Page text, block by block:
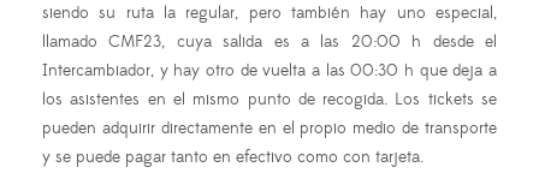
siendo su ruta la regular, pero también hay uno especial,
llamado CMF23, cuya salida es a las 20:00 h desde el
Intercambiador, y hay otro de vuelta a las 00:30 h que deja a
los asistentes en el mismo punto de recogida. Los tickets se
pueden adquirir directamente en el propio medio de transporte
y se puede pagar tanto en efectivo como con tarjeta.